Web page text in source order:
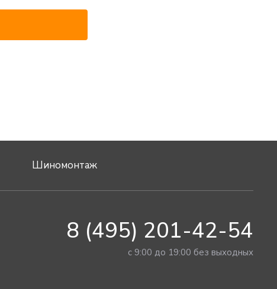
Шиномонтаж
8 (495) 201-42-54
с 9:00 до 19:00 без выходных